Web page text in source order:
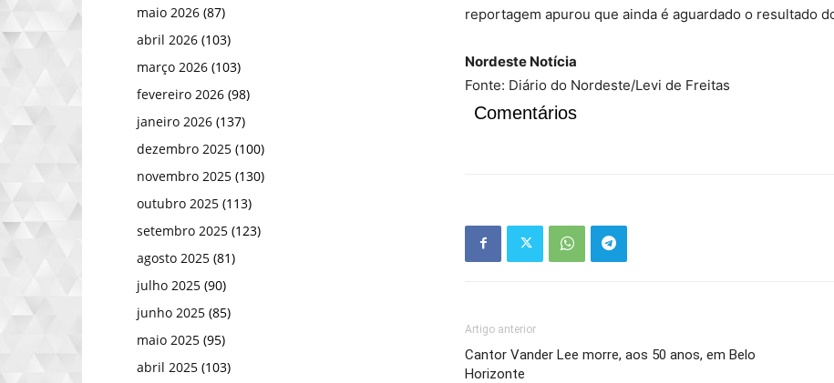
reportagem apurou que ainda é aguardado o resultado
Nordeste Notícia
Fonte: Diário do Nordeste/Levi de Freitas
Comentários
Artigo anterior
Cantor Vander Lee morre, aos 50 anos, em Belo
Horizonte
maio 2026 (87)
abril 2026 (103)
março 2026 (103)
fevereiro 2026 (98)
janeiro 2026 (137)
dezembro 2025 (100)
novembro 2025 (130)
outubro 2025 (113)
setembro 2025 (123)
agosto 2025 (81)
julho 2025 (90)
junho 2025 (85)
maio 2025 (95)
abril 2025 (103)